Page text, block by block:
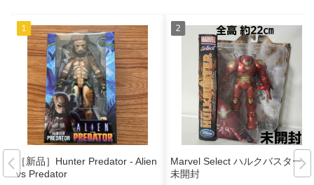
［新品］Hunter Predator - Alien
vs Predator
Marvel Select ハルクバスター
未開封